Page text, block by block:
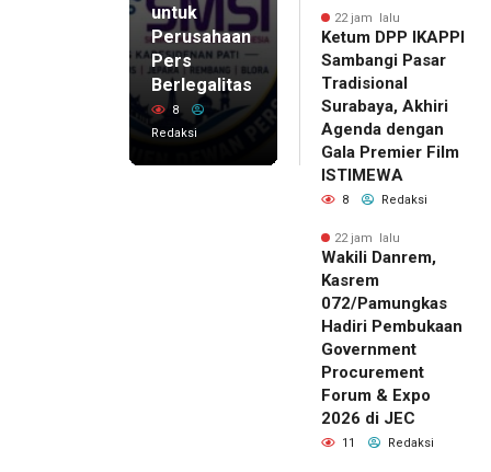
untuk
Perusahaan
Pers
Berlegalitas
8
Redaksi
22 jam lalu
Ketum DPP IKAPPI
Sambangi Pasar
Tradisional
Surabaya, Akhiri
Agenda dengan
Gala Premier Film
ISTIMEWA
8 Redaksi
22 jam lalu
Wakili Danrem,
Kasrem
072/Pamungkas
Hadiri Pembukaan
Government
Procurement
Forum & Expo
2026 di JEC
11 Redaksi